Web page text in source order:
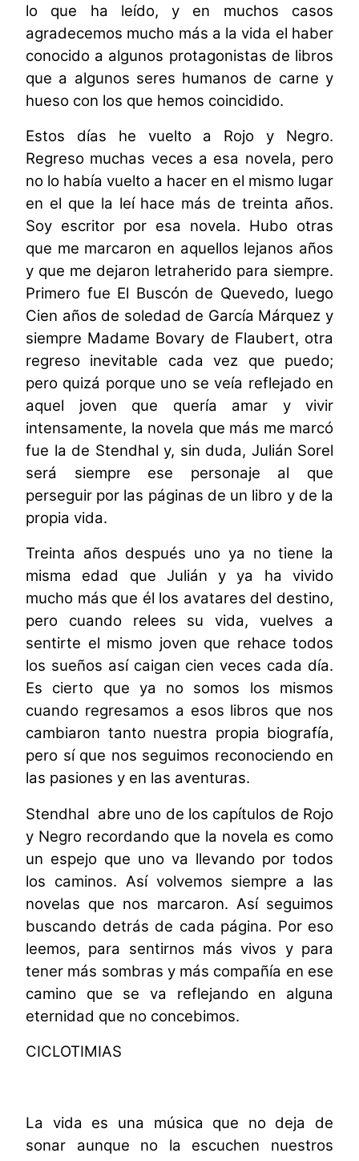
lo que ha leído, y en muchos casos
agradecemos mucho más a la vida el haber
conocido a algunos protagonistas de libros
que a algunos seres humanos de carne y
hueso con los que hemos coincidido.
Estos días he vuelto a Rojo y Negro.
Regreso muchas veces a esa novela, pero
no lo había vuelto a hacer en el mismo lugar
en el que la leí hace más de treinta años.
Soy escritor por esa novela. Hubo otras
que me marcaron en aquellos lejanos años
y que me dejaron letraherido para siempre.
Primero fue El Buscón de Quevedo, luego
Cien años de soledad de García Márquez y
siempre Madame Bovary de Flaubert, otra
regreso inevitable cada vez que puedo;
pero quizá porque uno se veía reflejado en
aquel joven que quería amar y vivir
intensamente, la novela que más me marcó
fue la de Stendhal y, sin duda, Julián Sorel
será siempre ese personaje al que
perseguir por las páginas de un libro y de la
propia vida.
Treinta años después uno ya no tiene la
misma edad que Julián y ya ha vivido
mucho más que él los avatares del destino,
pero cuando relees su vida, vuelves a
sentirte el mismo joven que rehace todos
los sueños así caigan cien veces cada día.
Es cierto que ya no somos los mismos
cuando regresamos a esos libros que nos
cambiaron tanto nuestra propia biografía,
pero sí que nos seguimos reconociendo en
las pasiones y en las aventuras.
Stendhal abre uno de los capítulos de Rojo
y Negro recordando que la novela es como
un espejo que uno va llevando por todos
los caminos. Así volvemos siempre a las
novelas que nos marcaron. Así seguimos
buscando detrás de cada página. Por eso
leemos, para sentirnos más vivos y para
tener más sombras y más compañía en ese
camino que se va reflejando en alguna
eternidad que no concebimos.
CICLOTIMIAS
La vida es una música que no deja de
sonar aunque no la escuchen nuestros